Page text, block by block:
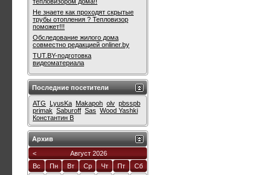
Не знаете как проходят скрытые
трубы отопления ? Тепловизор
поможет!!!
Обследование жилого дома
совместно редакцией onliner.by
TUT.BY-подготовка
видеоматериала
Последние посетители
ATG LyusKa Makapoh olv pbsspb
primak Saburoff Sas Wood Yashki
Константин В
Архив
<
Август 2026
Вс
Пн Вт Ср Чт Пт
Сб